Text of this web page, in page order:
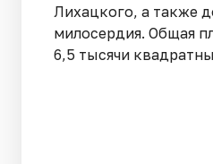
Лихацкого, а также
милосердия. Общая
6,5 тысячи